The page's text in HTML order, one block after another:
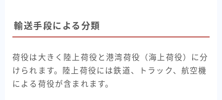
輸送手段による分類
荷役は大きく陸上荷役と港湾荷役（海上荷役）に分
けられます。陸上荷役には鉄道、トラック、航空機
による荷役が含まれます。